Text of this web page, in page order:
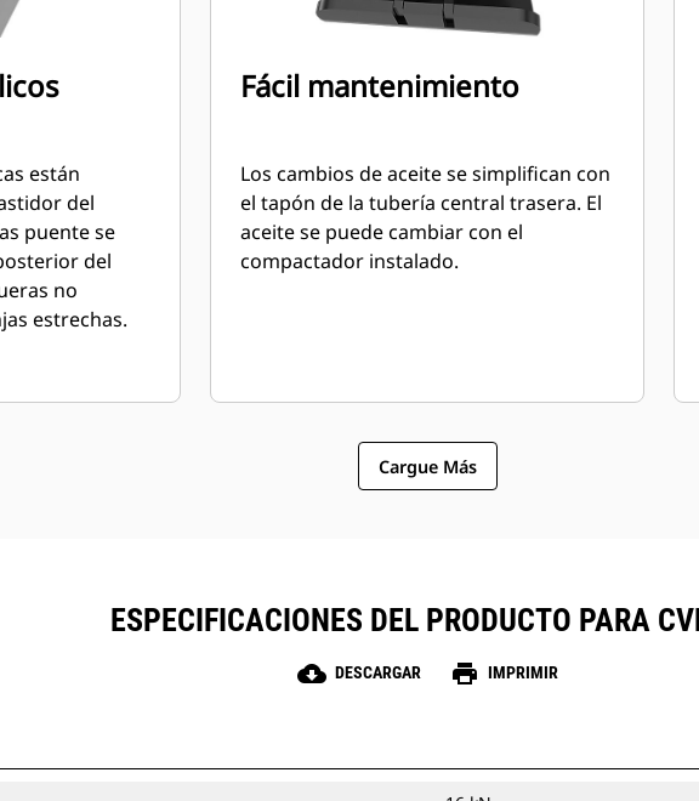
están
del
puente se
del
no
estrechas.
Fácil mantenimiento
Los cambios de aceite se simplifican con
el tapón de la tubería central trasera. El
aceite se puede cambiar con el
compactador instalado.
Cargue Más
ESPECIFICACIONES DEL PRODUCTO PARA
cloud_download DESCARGAR print IMPRIMIR